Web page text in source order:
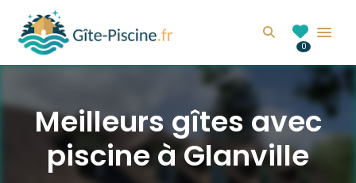
Search
0
Meilleurs gîtes avec
piscine à Glanville